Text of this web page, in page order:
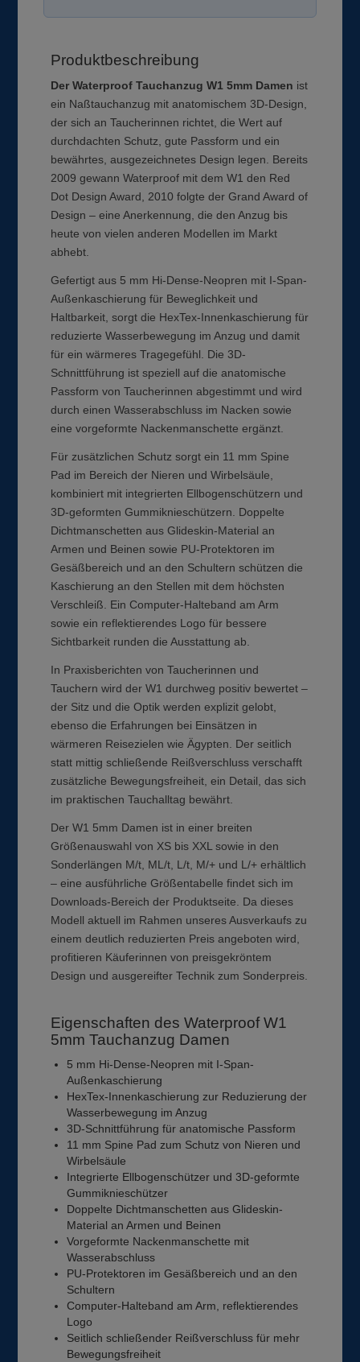
Produktbeschreibung
Der Waterproof Tauchanzug W1 5mm Damen ist
ein Naßtauchanzug mit anatomischem 3D-Design,
der sich an Taucherinnen richtet, die Wert auf
durchdachten Schutz, gute Passform und ein
bewährtes, ausgezeichnetes Design legen. Bereits
2009 gewann Waterproof mit dem W1 den Red
Dot Design Award, 2010 folgte der Grand Award of
Design – eine Anerkennung, die den Anzug bis
heute von vielen anderen Modellen im Markt
abhebt.
Gefertigt aus 5 mm Hi-Dense-Neopren mit I-Span-
Außenkaschierung für Beweglichkeit und
Haltbarkeit, sorgt die HexTex-Innenkaschierung für
reduzierte Wasserbewegung im Anzug und damit
für ein wärmeres Tragegefühl. Die 3D-
Schnittführung ist speziell auf die anatomische
Passform von Taucherinnen abgestimmt und wird
durch einen Wasserabschluss im Nacken sowie
eine vorgeformte Nackenmanschette ergänzt.
Für zusätzlichen Schutz sorgt ein 11 mm Spine
Pad im Bereich der Nieren und Wirbelsäule,
kombiniert mit integrierten Ellbogenschützern und
3D-geformten Gummiknieschützern. Doppelte
Dichtmanschetten aus Glideskin-Material an
Armen und Beinen sowie PU-Protektoren im
Gesäßbereich und an den Schultern schützen die
Kaschierung an den Stellen mit dem höchsten
Verschleiß. Ein Computer-Halteband am Arm
sowie ein reflektierendes Logo für bessere
Sichtbarkeit runden die Ausstattung ab.
In Praxisberichten von Taucherinnen und
Tauchern wird der W1 durchweg positiv bewertet –
der Sitz und die Optik werden explizit gelobt,
ebenso die Erfahrungen bei Einsätzen in
wärmeren Reisezielen wie Ägypten. Der seitlich
statt mittig schließende Reißverschluss verschafft
zusätzliche Bewegungsfreiheit, ein Detail, das sich
im praktischen Tauchalltag bewährt.
Der W1 5mm Damen ist in einer breiten
Größenauswahl von XS bis XXL sowie in den
Sonderlängen M/t, ML/t, L/t, M/+ und L/+ erhältlich
– eine ausführliche Größentabelle findet sich im
Downloads-Bereich der Produktseite. Da dieses
Modell aktuell im Rahmen unseres Ausverkaufs zu
einem deutlich reduzierten Preis angeboten wird,
profitieren Käuferinnen von preisgekröntem
Design und ausgereifter Technik zum Sonderpreis.
Eigenschaften des Waterproof W1
5mm Tauchanzug Damen
5 mm Hi-Dense-Neopren mit I-Span-
Außenkaschierung
HexTex-Innenkaschierung zur Reduzierung der
Wasserbewegung im Anzug
3D-Schnittführung für anatomische Passform
11 mm Spine Pad zum Schutz von Nieren und
Wirbelsäule
Integrierte Ellbogenschützer und 3D-geformte
Gummiknieschützer
Doppelte Dichtmanschetten aus Glideskin-
Material an Armen und Beinen
Vorgeformte Nackenmanschette mit
Wasserabschluss
PU-Protektoren im Gesäßbereich und an den
Schultern
Computer-Halteband am Arm, reflektierendes
Logo
Seitlich schließender Reißverschluss für mehr
Bewegungsfreiheit